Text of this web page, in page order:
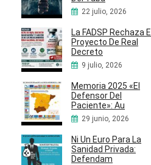
22 julio, 2026
La FADSP Rechaza El
Proyecto De Real
Decreto
9 julio, 2026
Memoria 2025 «El
Defensor Del
Paciente»: Au
29 junio, 2026
Ni Un Euro Para La
Sanidad Privada:
Defendam